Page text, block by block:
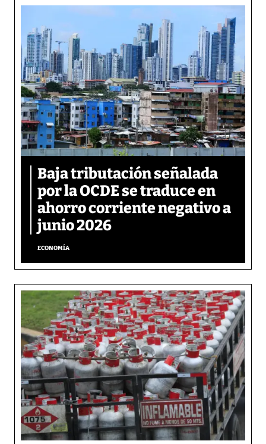
Baja tributación señalada
por la OCDE se traduce en
ahorro corriente negativo a
junio 2026
ECONOMÍA